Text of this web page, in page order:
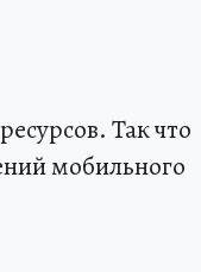
Так что
мобильного